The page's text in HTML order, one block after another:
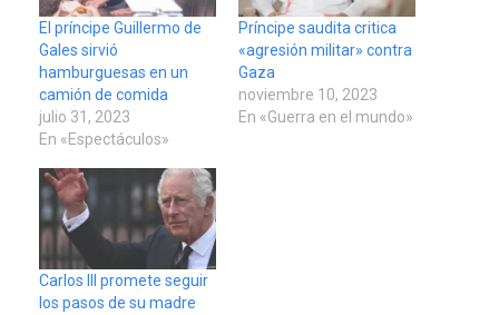
El príncipe Guillermo de
Gales sirvió
hamburguesas en un
camión de comida
julio 31, 2023
En «Espectáculos»
Príncipe saudita critica
«agresión militar» contra
Gaza
noviembre 10, 2023
En «Guerra en el mundo»
Carlos III promete seguir
los pasos de su madre